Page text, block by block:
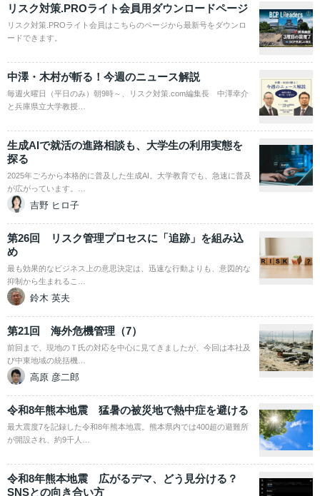
リスク対策.PROライト会員用ダウンロードページ
リスク対策.PROライト会員はこちらのページから最新号をダウンロ
ードできます。
中澤・木村が斬る！今週のニュース解説
毎週火曜日（平日のみ）朝9時～、リスク対策.com編集長 中澤幸介
と兵庫県立大学教授…
生成AIで就活の進路相談も、大学生の利用実態を
探る
2025年ごろから本格的に普及した生成AI。大学教育でも、急速に普及
が広がっています。…
吉野 ヒロ子
第26回 リスク管理プロセスに「追跡」を組み込
め
最も効果的なビジネス上の意思決定は、迅速な行動よりも、意図的な
抑制から生まれるこ…
鈴木 英夫
第21回 海外危機管理（7）
前回まで、現地のＴ氏の対応を中心に見てきましたが、今回は本社及
び中東地域の統括機…
高原 彦二郎
令和8年熊本地震 猛暑の被災地で熱中症を避ける
最大震度7を記録した令和8年熊本地震。熊本県内では400超の避難所
が開設され、約9千人…
令和8年熊本地震 広がるデマ、どう見分ける？
SNSとの向き合い方